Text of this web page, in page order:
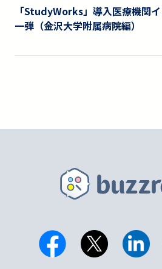
「StudyWorks」導入医療機関
一弾（金沢大学附属病院編）